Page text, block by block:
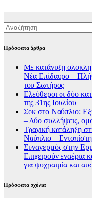
Πρόσφατα άρθρα
Με κατάνυξη
Νέα Επίδαυρο –
του Σωτήρος
Ελεύθεροι οι δύο
της 31ης Ιουλίου
Σοκ στο Ναύπλιο:
– Δύο συλλήψεις,
Τραγική κατάληξη
Ναύπλιο –
Συναγερμός στην
Επιχειρούν εναέρια
για ψυχραιμία και
Πρόσφατα σχόλια